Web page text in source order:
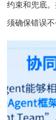
约束和兜底
须确保错误不